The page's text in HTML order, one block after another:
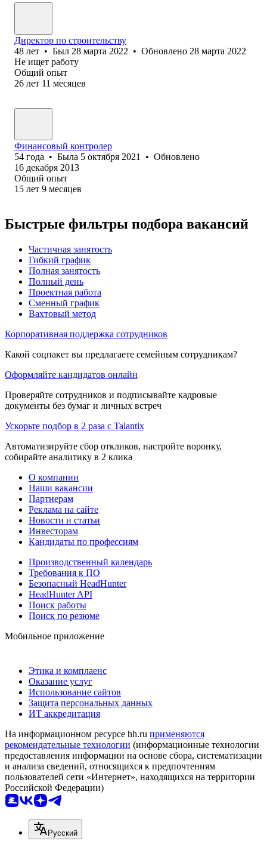
Директор по строительству
48 лет • Был 28 марта 2022 • Обновлено 28 марта 2022
Не ищет работу
Общий опыт
26 лет 11 месяцев
Финансовый контролер
54 года • Была 5 октября 2021 • Обновлено
16 декабря 2013
Общий опыт
15 лет 9 месяцев
Быстрые фильтры подбора вакансий
Частичная занятость
Гибкий график
Полная занятость
Полный день
Проектная работа
Сменный график
Вахтовый метод
Корпоративная поддержка сотрудников
Какой соцпакет вы предлагаете семейным сотрудникам?
Оформляйте кандидатов онлайн
Проверяйте сотрудников и подписывайте кадровые
документы без бумаг и личных встреч
Ускорьте подбор в 2 раза с Talantix
Автоматизируйте сбор откликов, настройте воронку,
собирайте аналитику в 2 клика
О компании
Наши вакансии
Партнерам
Реклама на сайте
Новости и статьи
Инвесторам
Кандидаты по профессиям
Производственный календарь
Требования к ПО
Безопасный HeadHunter
HeadHunter API
Поиск работы
Поиск по резюме
Мобильное приложение
Этика и комплаенс
Оказание услуг
Использование сайтов
Защита персональных данных
ИТ аккредитация
На информационном ресурсе hh.ru применяются
рекомендательные технологии (информационные технологии
предоставления информации на основе сбора, систематизации
и анализа сведений, относящихся к предпочтениям
пользователей сети «Интернет», находящихся на территории
Российской Федерации)
Русский